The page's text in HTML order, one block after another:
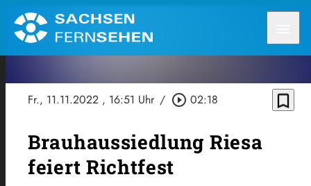
Fr., 11.11.2022 , 16:51 Uhr / play_circle_outline 02:18 bookmark_border
Brauhaussiedlung Riesa
feiert Richtfest